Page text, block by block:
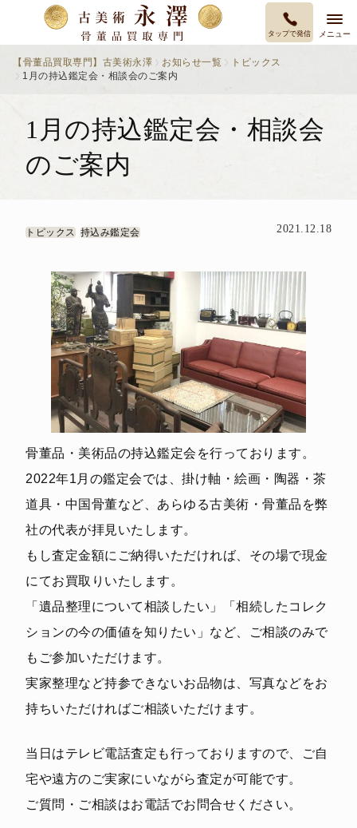
タップで発信 メニュー
【骨董品買取専門】古美術永澤 お知らせ一覧
トピックス
1月の持込鑑定会・相談会のご案内
1月の持込鑑定会・相談会
のご案内
トピックス 持込み鑑定会 2021.12.18
骨董品・美術品の持込鑑定会を行っております。
2022年1月の鑑定会では、掛け軸・絵画・陶器・茶
道具・中国骨董など、あらゆる古美術・骨董品を弊
社の代表が拝見いたします。
もし査定金額にご納得いただければ、その場で現金
にてお買取りいたします。
「遺品整理について相談したい」「相続したコレク
ションの今の価値を知りたい」など、ご相談のみで
もご参加いただけます。
実家整理など持参できないお品物は、写真などをお
持ちいただければご相談いただけます。
当日はテレビ電話査定も行っておりますので、ご自
宅や遠方のご実家にいながら査定が可能です。
ご質問・ご相談はお電話でお問合せください。